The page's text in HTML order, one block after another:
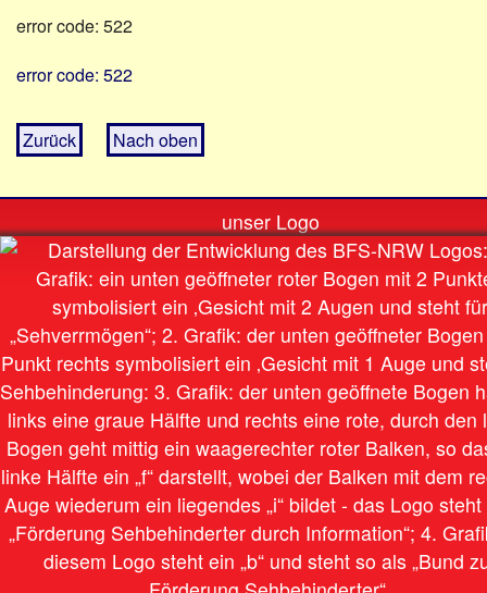
error code: 522
error code: 522
Zurück Nach oben
unser Logo